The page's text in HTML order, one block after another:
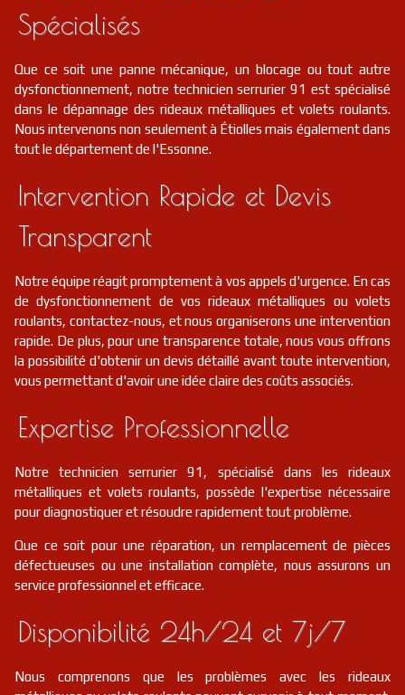
Spécialisés
Que ce soit une panne mécanique, un blocage ou tout autre
dysfonctionnement, notre technicien serrurier 91 est spécialisé
dans le dépannage des rideaux métalliques et volets roulants.
Nous intervenons non seulement à Étiolles mais également dans
tout le département de l'Essonne.
Intervention Rapide et Devis
Transparent
Notre équipe réagit promptement à vos appels d'urgence. En cas
de dysfonctionnement de vos rideaux métalliques ou volets
roulants, contactez-nous, et nous organiserons une intervention
rapide. De plus, pour une transparence totale, nous vous offrons
la possibilité d'obtenir un devis détaillé avant toute intervention,
vous permettant d'avoir une idée claire des coûts associés.
Expertise Professionnelle
Notre technicien serrurier 91, spécialisé dans les rideaux
métalliques et volets roulants, possède l'expertise nécessaire
pour diagnostiquer et résoudre rapidement tout problème.
Que ce soit pour une réparation, un remplacement de pièces
défectueuses ou une installation complète, nous assurons un
service professionnel et efficace.
Disponibilité 24h/24 et 7j/7
Nous comprenons que les problèmes avec les rideaux